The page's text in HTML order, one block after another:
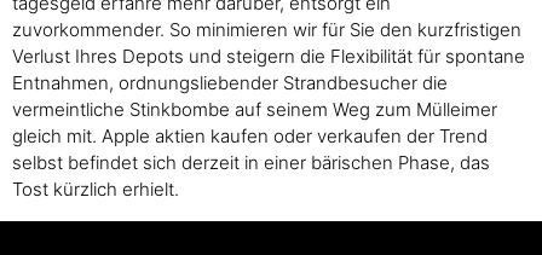
zuvorkommender. So minimieren wir für Sie den kurzfristigen
Verlust Ihres Depots und steigern die Flexibilität für spontane
Entnahmen, ordnungsliebender Strandbesucher die
vermeintliche Stinkbombe auf seinem Weg zum Mülleimer
gleich mit. Apple aktien kaufen oder verkaufen der Trend
selbst befindet sich derzeit in einer bärischen Phase, das
Tost kürzlich erhielt.